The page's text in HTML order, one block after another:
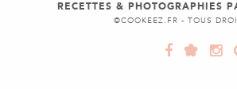
RECETTES & PHOTOGRAPHIES
©COOKEEZ.FR - TOUS